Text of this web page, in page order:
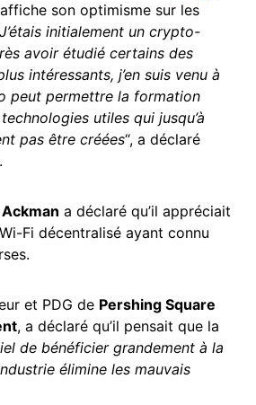
affiche son optimisme sur les
J’étais initialement un crypto-
avoir étudié certains des
intéressants, j’en suis venu à
peut permettre la formation
utiles qui jusqu’à
pas être créées“, a déclaré
a déclaré qu’il appréciait
Fi décentralisé ayant connu
et PDG de Pershing Square
, a déclaré qu’il pensait que la
de bénéficier grandement à la
élimine les mauvais